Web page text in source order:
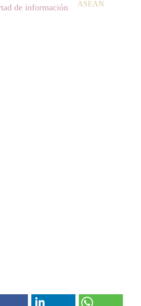
de información ASEAN